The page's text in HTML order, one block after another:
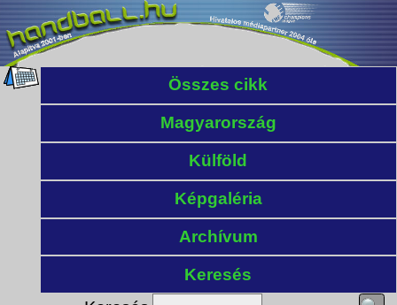
Összes cikk
Magyarország
Külföld
Képgaléria
Archívum
Keresés